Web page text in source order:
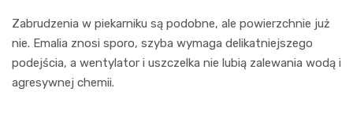
Zabrudzenia w piekarniku są podobne, ale powierzchnie już
nie. Emalia znosi sporo, szyba wymaga delikatniejszego
podejścia, a wentylator i uszczelka nie lubią zalewania wodą i
agresywnej chemii.